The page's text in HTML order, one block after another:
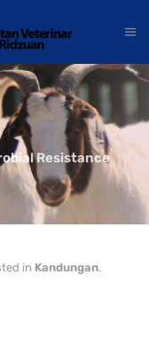
Resistance
in Kandungan.